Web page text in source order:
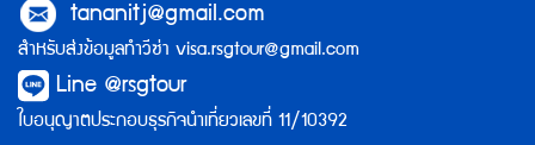
tananitj@gmail.com
สำหรับส่งข้อมูลทำวีซ่า visa.rsgtour@gmail.com
Line @rsgtour
ใบอนุญาตประกอบธุรกิจนำเที่ยวเลขที่ 11/10392